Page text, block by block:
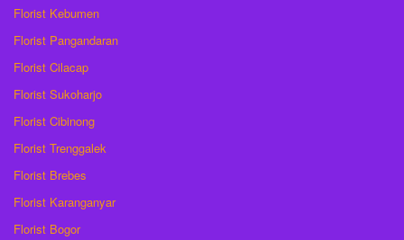
Florist Kebumen
Florist Pangandaran
Florist Cilacap
Florist Sukoharjo
Florist Cibinong
Florist Trenggalek
Florist Brebes
Florist Karanganyar
Florist Bogor